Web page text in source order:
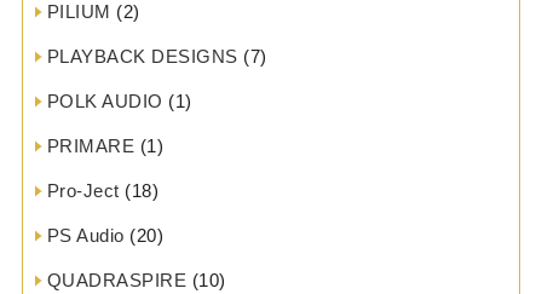
PILIUM (2)
PLAYBACK DESIGNS (7)
POLK AUDIO (1)
PRIMARE (1)
Pro-Ject (18)
PS Audio (20)
QUADRASPIRE (10)